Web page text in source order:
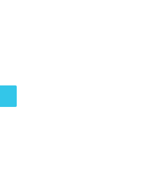
교육 프로그램과 전문적인 운
한 이해를 조화롭게 결합하는 브
미래를 선도하고 형성해 나갈
고자 하는 경우, 저작권을 존중
께 출처를 명시해 주시기 바랍니